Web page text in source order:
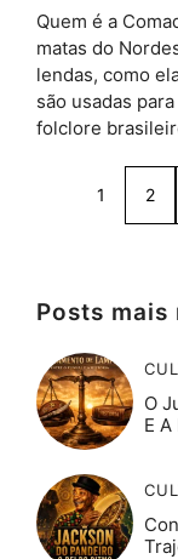
Quem é a
matas do
lendas, como
são usadas
folclore
1 2
Posts mais
O
E